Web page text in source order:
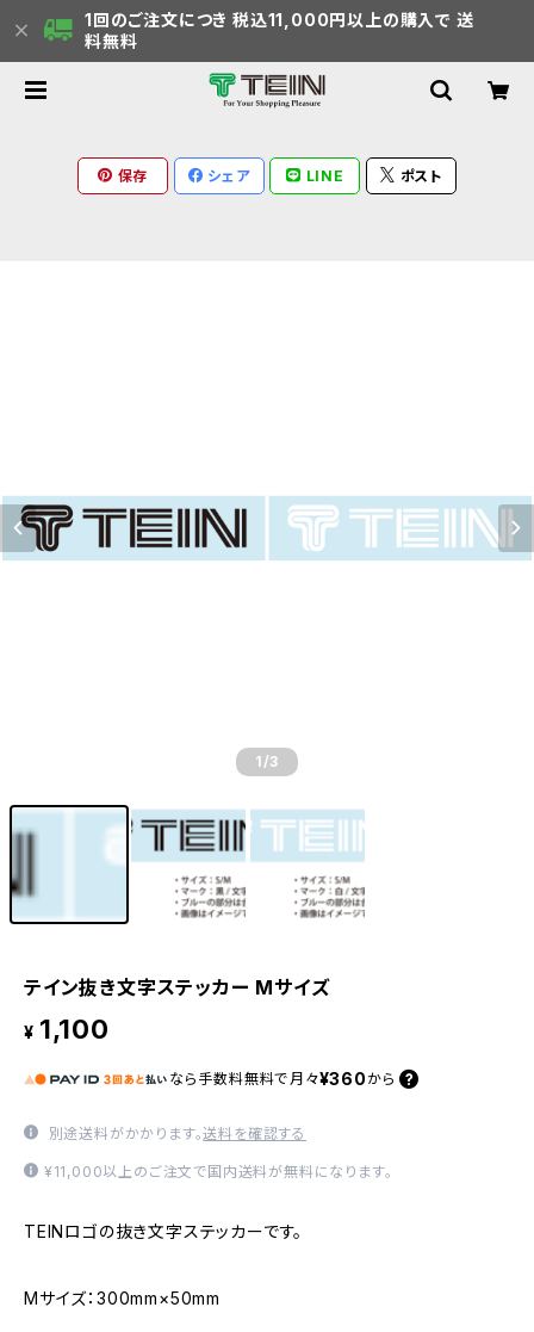
1回のご注文につき 税込11,000円以上の購入で 送
料無料
保存 シェア LINE ポスト
1 /3
テイン抜き文字ステッカー Mサイズ
¥ 1,100
なら 手数料無料で 月々¥360 から
別途送料がかかります。送料を確認する
¥11,000以上のご注文で国内送料が無料になります。
TEINロゴの抜き文字ステッカーです。
Mサイズ：300mm×50mm